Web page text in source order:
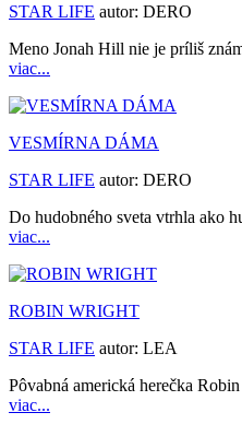
STAR LIFE autor: DERO
Meno Jonah Hill nie je príliš
viac...
VESMÍRNA DÁMA
STAR LIFE autor: DERO
Do hudobného sveta vtrhla ako
viac...
ROBIN WRIGHT
STAR LIFE autor: LEA
Pôvabná americká herečka
viac...